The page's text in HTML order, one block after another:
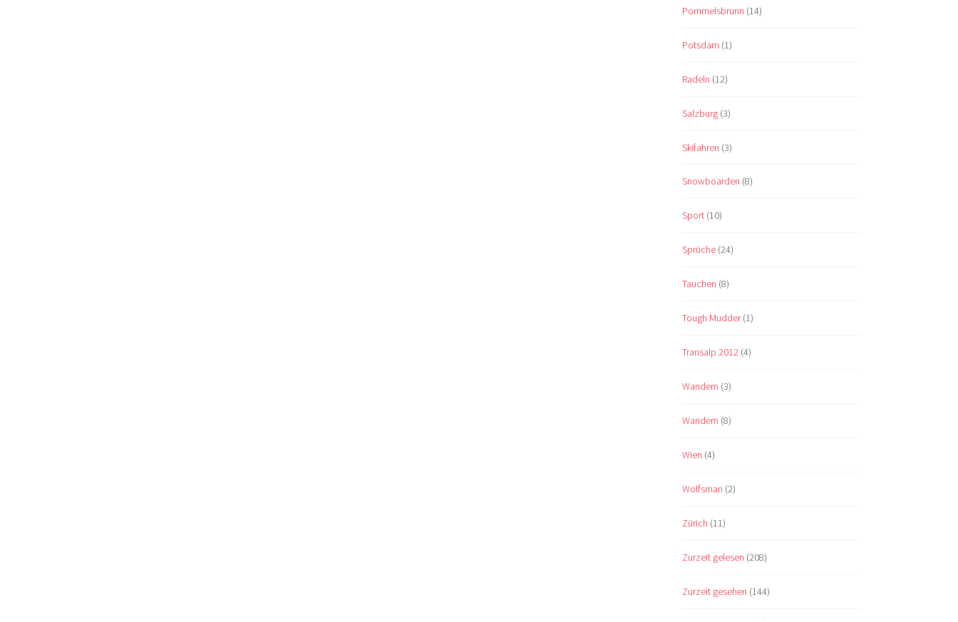
Pommelsbrunn (14)
Potsdam (1)
Radeln (12)
Salzburg (3)
Skifahren (3)
Snowboarden (8)
Sport (10)
Sprüche (24)
Tauchen (8)
Tough Mudder(1)
Transalp 2012 (4)
Wandern (3)
Wandern (8)
Wien (4)
Wolfsman (2)
Zürich (11)
Zurzeit gelesen (208)
Zurzeit gesehen (144)